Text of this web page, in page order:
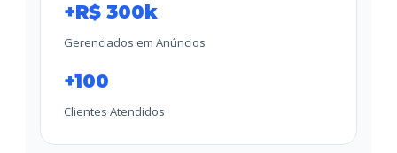
+R$ 300k
Gerenciados em Anúncios
+100
Clientes Atendidos